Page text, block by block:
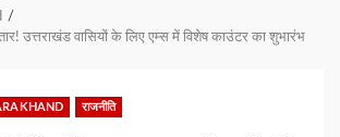
उत्तराखंड वासियों के लिए एम्स में विशेष काउंटर का शुभारंभ
राजनीति